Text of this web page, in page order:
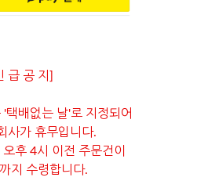
급 공 지]
택배없는 날'로 지정되어
사가 휴무입니다.
후 4시 이전 주문건이
지 수령합니다.